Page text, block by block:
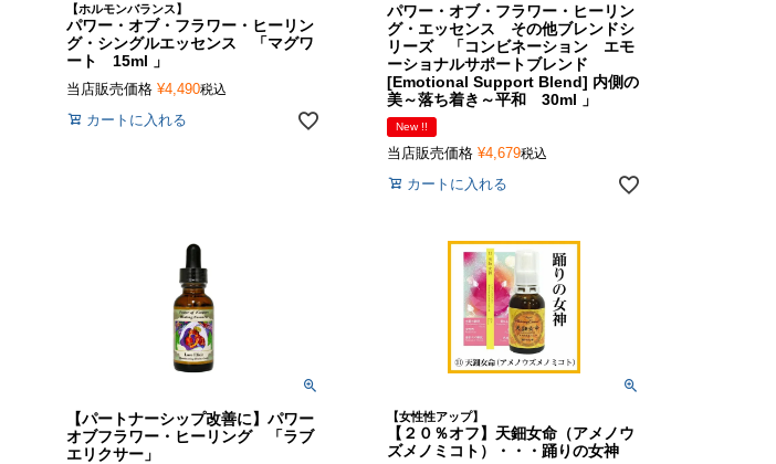
【ホルモンバランス】
パワー・オブ・フラワー・ヒーリン
グ・シングルエッセンス 「マグワ
ート 15ml 」
当店販売価格 ¥4,490税込
カートに入れる
パワー・オブ・フラワー・ヒーリン
グ・エッセンス その他ブレンドシ
リーズ 「コンビネーション エモ
ーショナルサポートブレンド
[Emotional Support Blend] 内側の
美～落ち着き～平和 30ml 」
New !!
当店販売価格 ¥4,679税込
カートに入れる
【パートナーシップ改善に】パワー
オブフラワー・ヒーリング 「ラブ
エリクサー」
【女性性アップ】
【２０％オフ】天鈿女命（アメノウ
ズメノミコト）・・・踊りの女神